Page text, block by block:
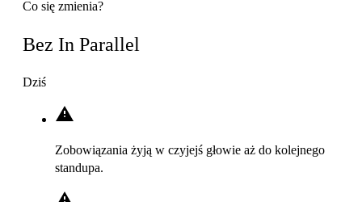
Co się zmienia?
Bez In Parallel
Dziś
Zobowiązania żyją w czyjejś głowie aż do kolejnego
standupa.